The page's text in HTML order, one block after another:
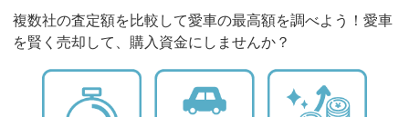
複数社の査定額を比較して愛車の最高額を調べよう！愛車
を賢く売却して、購入資金にしませんか？